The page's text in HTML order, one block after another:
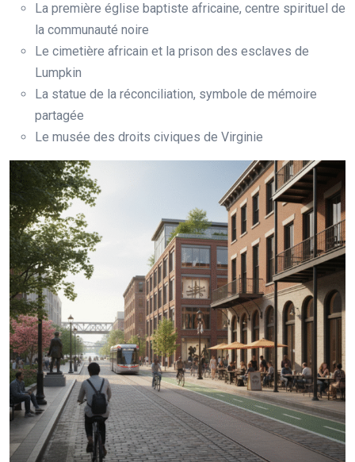
La première église baptiste africaine, centre spirituel de
la communauté noire
Le cimetière africain et la prison des esclaves de
Lumpkin
La statue de la réconciliation, symbole de mémoire
partagée
Le musée des droits civiques de Virginie